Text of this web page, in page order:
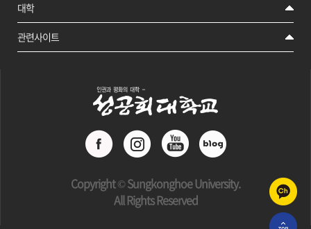
대학
관련사이트
Copyright © Sungkonghoe University.
All Rights Reserved